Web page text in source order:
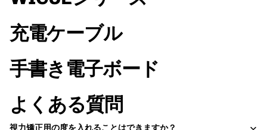
充電ケーブル
手書き電子ボード
よくある質問
視力矯正用の度を入れることはできますか？